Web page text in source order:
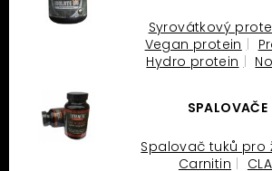
Syrovátkový
Vegan protein
Hydro protein
SPALOVAČE
Spalovač tuků pro
Carnitin
CLA